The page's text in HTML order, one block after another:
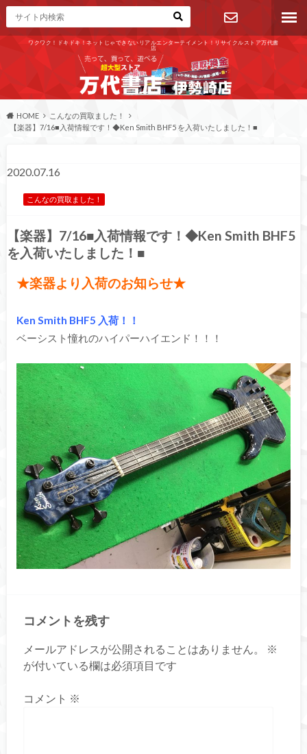
ワクワク！ドキドキ！ネットじゃできないリアルエンターテイメント！リサイクルストア万代書
店
お問い合わ
せ
HOME
こんなの買取ました！
【楽器】7/16■入荷情報です！◆Ken Smith BHF5 を入荷いたしました！■
2020.07.16
こんなの買取ました！
【楽器】7/16■入荷情報です！◆Ken Smith BHF5
を入荷いたしました！■
★楽器より入荷のお知らせ★
Ken Smith BHF5 入荷！！
ベーシスト憧れのハイパーハイエンド！！！
コメントを残す
メールアドレスが公開されることはありません。
※
が付いている欄は必須項目です
コメント ※